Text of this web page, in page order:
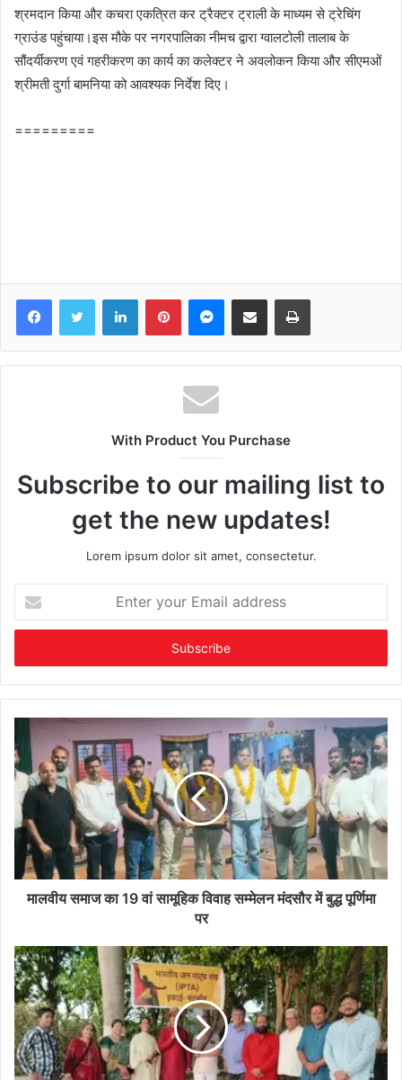
श्रमदान किया और कचरा एकत्रित कर ट्रैक्टर ट्राली के माध्यम से ट्रेचिंग
ग्राउंड पहुंचाया।इस मौके पर नगरपालिका नीमच द्वारा ग्वालटोली तालाब के
सौंदर्यीकरण एवं गहरीकरण का कार्य का कलेक्‍टर ने अवलोकन किया और सीएमओं
श्रीमती दुर्गा बामनिया को आवश्‍यक निर्देश दिए।
=========
FacebookTwitter LinkedInPinterestMessenger
Share via Email Print
With Product You Purchase
Subscribe to our mailing list to
get the new updates!
Lorem ipsum dolor sit amet, consectetur.
your
Email
मालवीय समाज का 19 वां सामूहिक विवाह सम्मेलन मंदसौर में बुद्ध पूर्णिमा
पर